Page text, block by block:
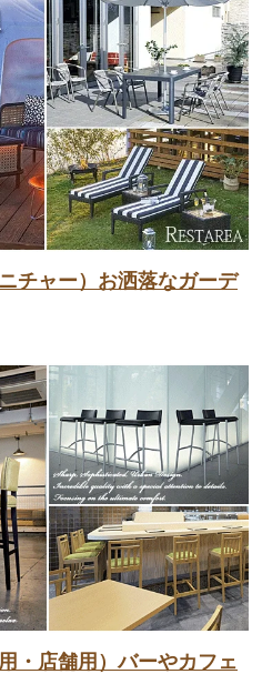
チャー）お洒落なガーデ
・店舗用）バーやカフェ